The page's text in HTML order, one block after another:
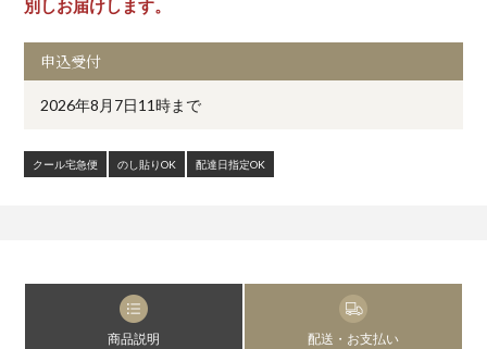
別しお届けします。
申込受付
2026年8月7日11時まで
クール宅急便 のし貼りOK 配達日指定OK
商品説明 配送・お支払い